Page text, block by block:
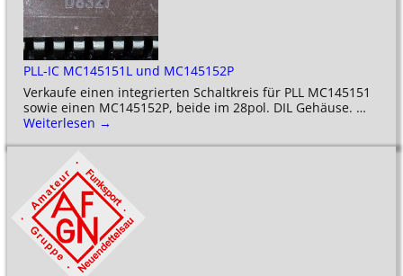
PLL-IC MC145151L und MC145152P
Verkaufe einen integrierten Schaltkreis für PLL MC145151
sowie einen MC145152P, beide im 28pol. DIL Gehäuse. …
Weiterlesen →